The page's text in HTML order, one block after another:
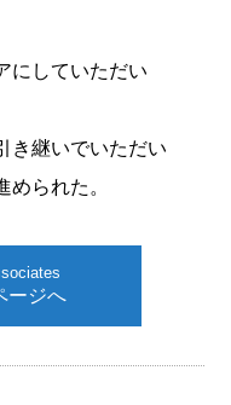
にしていただい
き継いでいただい
られた。
ージへ